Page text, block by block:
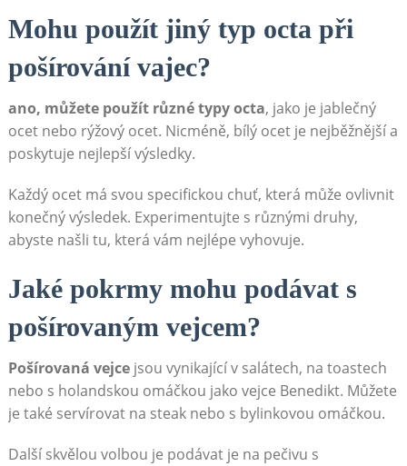
Mohu použít jiný typ octa při
pošírování vajec?
ano, můžete použít různé typy octa, jako je jablečný
ocet nebo rýžový ocet. Nicméně, bílý ocet je nejběžnější a
poskytuje nejlepší výsledky.
Každý ocet má svou specifickou chuť, která může ovlivnit
konečný výsledek. Experimentujte s různými druhy,
abyste našli tu, která vám nejlépe vyhovuje.
Jaké pokrmy mohu podávat s
pošírovaným vejcem?
Pošírovaná vejcejsou vynikající v salátech, na toastech
nebo s holandskou omáčkou jako vejce Benedikt. Můžete
je také servírovat na steak nebo s bylinkovou omáčkou.
Další skvělou volbou je podávat je na pečivu s